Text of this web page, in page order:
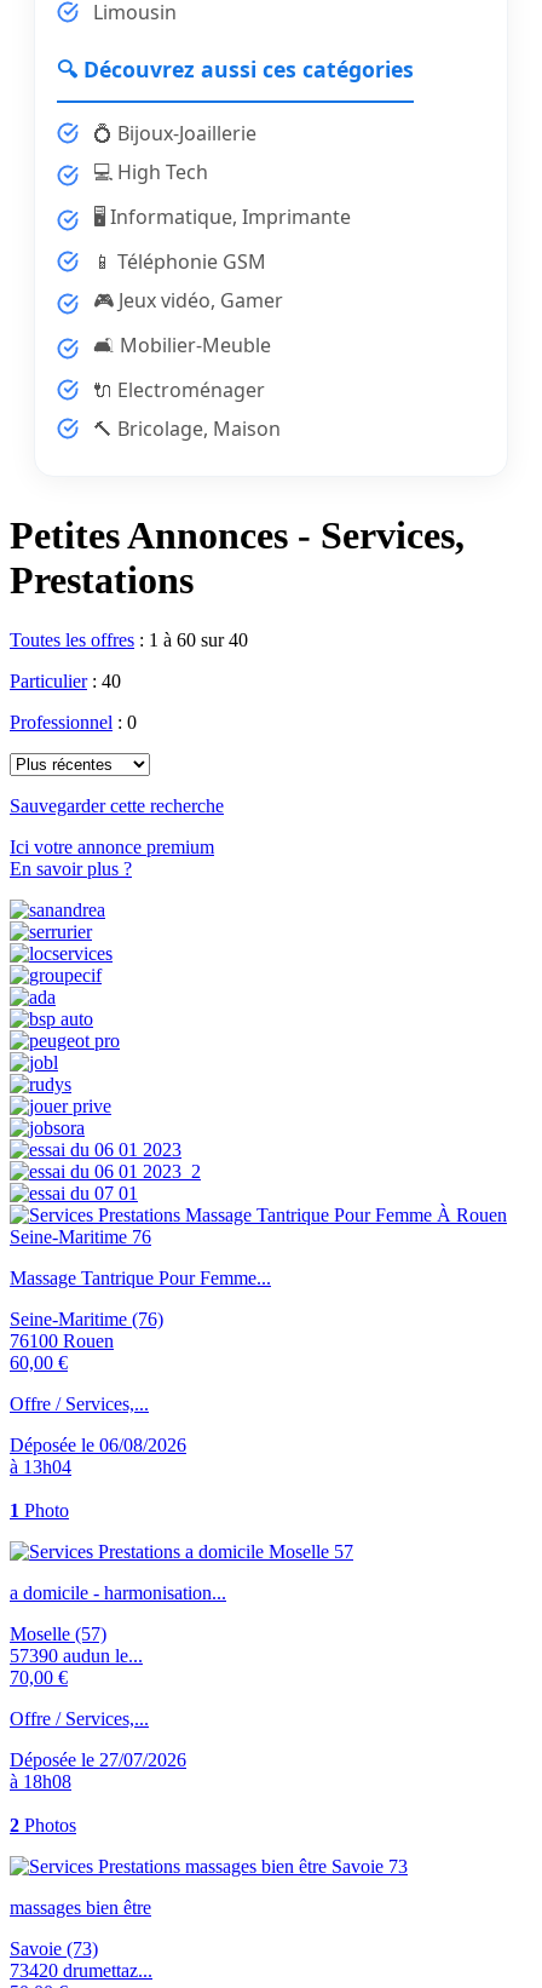
Limousin
🔍 Découvrez aussi ces catégories
💍 Bijoux-Joaillerie
💻 High Tech
🖥️ Informatique, Imprimante
📱 Téléphonie GSM
🎮 Jeux vidéo, Gamer
🛋️ Mobilier-Meuble
🔌 Electroménager
🔨 Bricolage, Maison
Petites Annonces - Services,
Prestations
Toutes les offres : 1 à 60 sur 40
Particulier: 40
Professionnel : 0
Sauvegarder cette recherche
Ici votre annonce premium
En savoir plus ?
Massage Tantrique Pour Femme...
Seine-Maritime (76)
76100 Rouen
60,00 €
Offre / Services,...
Déposée le 06/08/2026
à 13h04
1 Photo
a domicile - harmonisation...
Moselle (57)
57390 audun le...
70,00 €
Offre / Services,...
Déposée le 27/07/2026
à 18h08
2 Photos
massages bien être
Savoie (73)
73420 drumettaz...